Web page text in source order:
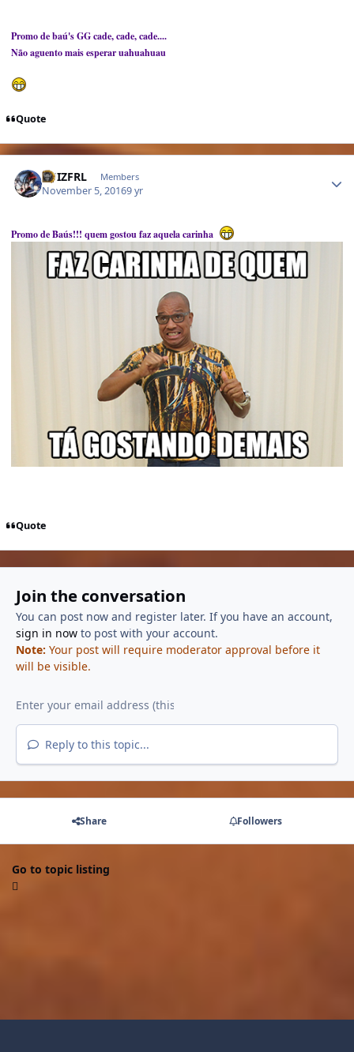
Promo de baú's GG cade, cade, cade....
Não aguento mais esperar uahuahuau
Quote
LUIZFRL Members
November 5, 20169 yr
Promo de Baús!!! quem gostou faz aquela carinha
Quote
Join the conversation
You can post now and register later. If you have an account,
sign in nowto post with your account.
Note: Your post will require moderator approval before it
will be visible.
Reply to this topic...
Share Followers
Go to topic listing